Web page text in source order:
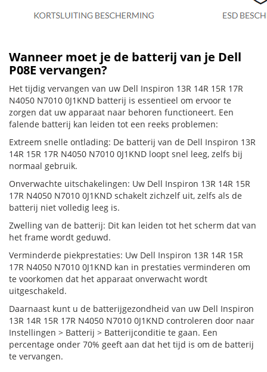
Wanneer moet je de batterij van je Dell
P08E vervangen?
Het tijdig vervangen van uw Dell Inspiron 13R 14R 15R 17R
N4050 N7010 0J1KND batterij is essentieel om ervoor te
zorgen dat uw apparaat naar behoren functioneert. Een
falende batterij kan leiden tot een reeks problemen:
Extreem snelle ontlading: De batterij van de Dell Inspiron 13R
14R 15R 17R N4050 N7010 0J1KND loopt snel leeg, zelfs bij
normaal gebruik.
Onverwachte uitschakelingen: Uw Dell Inspiron 13R 14R 15R
17R N4050 N7010 0J1KND schakelt zichzelf uit, zelfs als de
batterij niet volledig leeg is.
Zwelling van de batterij: Dit kan leiden tot het scherm dat van
het frame wordt geduwd.
Verminderde piekprestaties: Uw Dell Inspiron 13R 14R 15R
17R N4050 N7010 0J1KND kan in prestaties verminderen om
te voorkomen dat het apparaat onverwacht wordt
uitgeschakeld.
Daarnaast kunt u de batterijgezondheid van uw Dell Inspiron
13R 14R 15R 17R N4050 N7010 0J1KND controleren door naar
Instellingen > Batterij > Batterijconditie te gaan. Een
percentage onder 70% geeft aan dat het tijd is om de batterij
te vervangen.